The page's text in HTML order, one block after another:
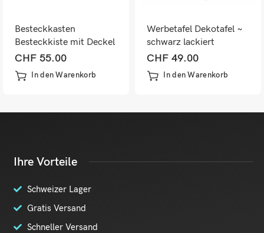
Besteckkasten
Besteckkiste mit Deckel
shabby ~ naturbraun
CHF 55.00
In den Warenkorb
Werbetafel Dekotafel ~
schwarz lackiert
CHF 49.00
In den Warenkorb
Ihre Vorteile
Schweizer Lager
Gratis Versand
Schneller Versand